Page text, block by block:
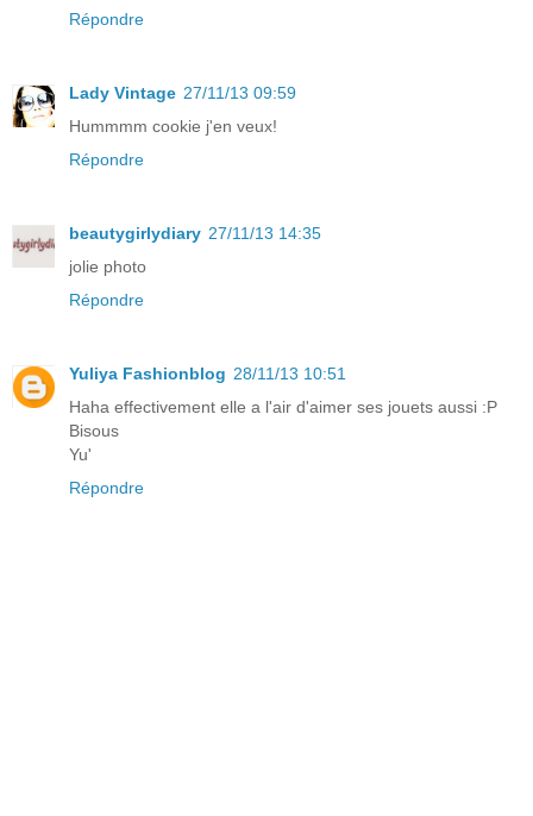
Répondre
Lady Vintage 27/11/13 09:59
Hummmm cookie j'en veux!
Répondre
beautygirlydiary 27/11/13 14:35
jolie photo
Répondre
Yuliya Fashionblog 28/11/13 10:51
Haha effectivement elle a l'air d'aimer ses jouets aussi :P
Bisous
Yu'
Répondre